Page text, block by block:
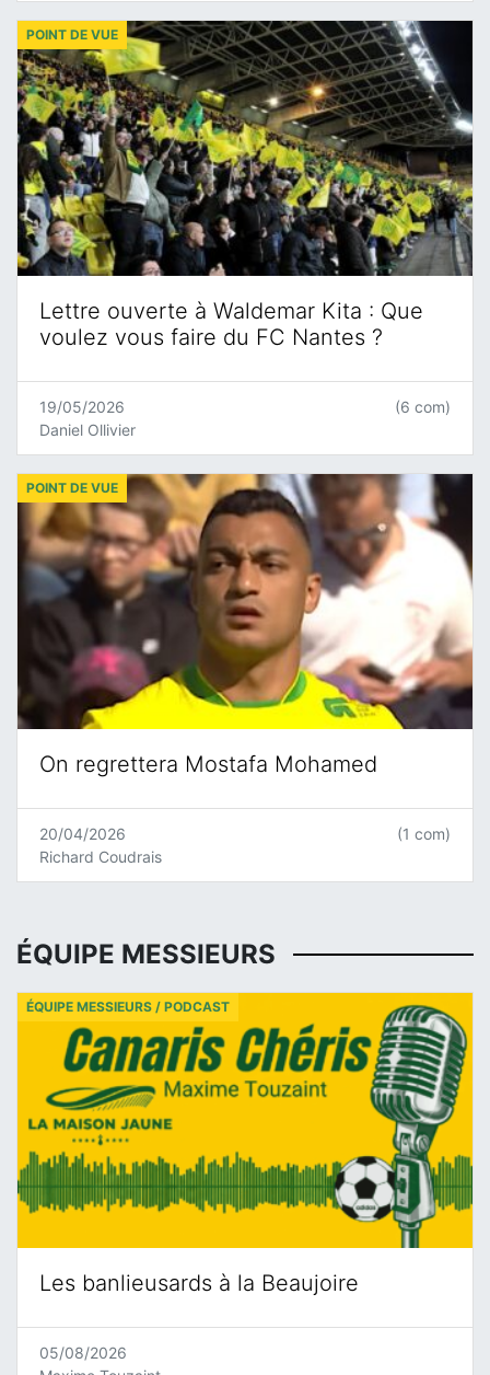
Lettre ouverte à Waldemar Kita : Que
voulez vous faire du FC Nantes ?
POINT DE VUE
19/05/2026
Daniel Ollivier
(6 com)
On regrettera Mostafa Mohamed
POINT DE VUE
20/04/2026
Richard Coudrais
(1 com)
ÉQUIPE MESSIEURS
Les banlieusards à la Beaujoire
ÉQUIPE MESSIEURS / PODCAST
05/08/2026